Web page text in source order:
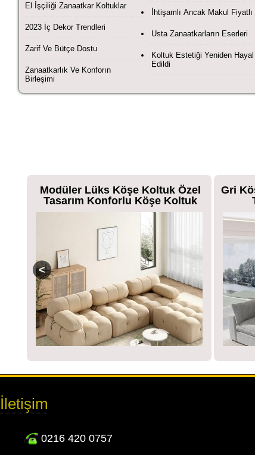
El İşçiliği Zanaatkar Koltuklar
2023 İç Dekor Trendleri
Zarif Ve Bütçe Dostu
Zanaatkarlık Ve Konforın
Birleşimi
İ̇htişamlı Ancak Makul Fiyatlı
Usta Zanaatkarların Eserleri
Koltuk Estetiği Yeniden Hayal
Edildi
Modüler Lüks Köşe Koltuk Özel
Tasarım Konforlu Köşe Koltuk
Gri
İletişim
0216 420 0757